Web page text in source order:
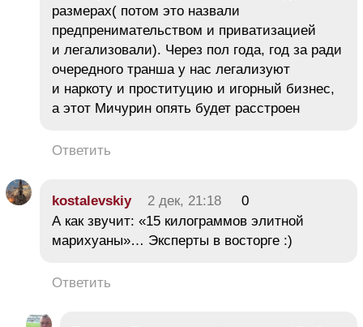
размерах( потом это назвали
предпренимательством и приватизацией
и легализовали). Через пол года, год за ради
очередного транша у нас легализуют
и наркоту и проституцию и игорный бизнес,
а этот Мичурин опять будет расстроен
Ответить
kostalevskiy 2 дек, 21:18
0
А как звучит: «15 килограммов элитной
марихуаны»… Эксперты в восторге :)
Ответить